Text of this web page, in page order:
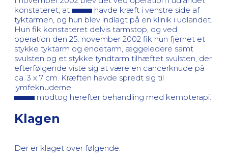
konstateret, at
havde kræft i venstre side af
tyktarmen, og hun blev indlagt på en klinik i udlandet.
Hun fik konstateret delvis tarmstop, og ved
operation den 25. november 2002 fik hun fjernet et
stykke tyktarm og endetarm, æggeledere samt
svulsten og et stykke tyndtarm tilhæftet svulsten, der
efterfølgende viste sig at være en cancerknude på
ca. 3 x 7 cm. Kræften havde spredt sig til
lymfeknuderne.
modtog herefter behandling med kemoterapi.
Klagen
Der er klaget over følgende: